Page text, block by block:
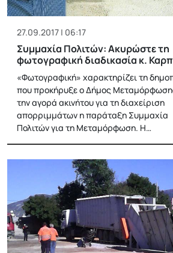
27.09.2017 | 06:17
Συμμαχία Πολιτών: Ακυρώστε τη
φωτογραφική διαδικασία κ.
«Φωτογραφική» χαρακτηρίζει τη
που προκήρυξε ο Δήμος
την αγορά ακινήτου για τη διαχείριση
απορριμμάτων η παράταξη Συμμαχία
Πολιτών για τη Μεταμόρφωση. Η…